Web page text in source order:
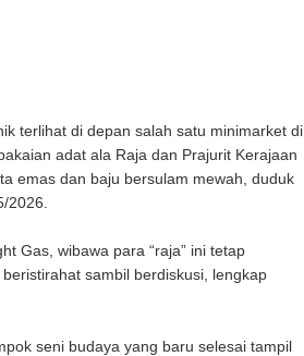
terlihat di depan salah satu minimarket di
adat ala Raja dan Prajurit Kerajaan
emas dan baju bersulam mewah, duduk
2026.
Gas, wibawa para “raja” ini tetap
sambil berdiskusi, lengkap
seni budaya yang baru selesai tampil